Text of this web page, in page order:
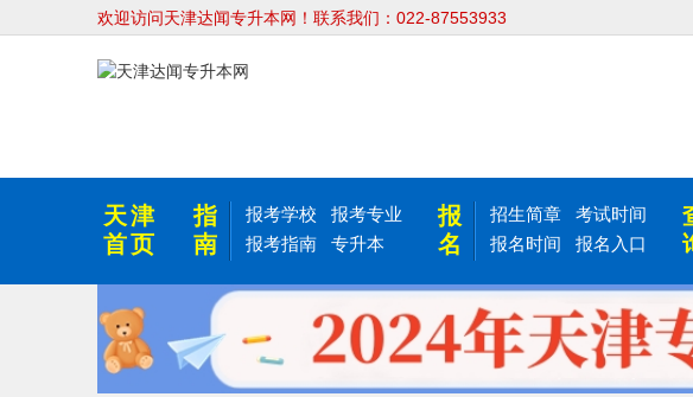
欢迎访问天津达闻专升本网！联系我们：022-87553933
天津
首页
指
南
报考学校
报考专业
报考指南
专升本
报
名
招生简章
考试时间
报名时间
报名入口